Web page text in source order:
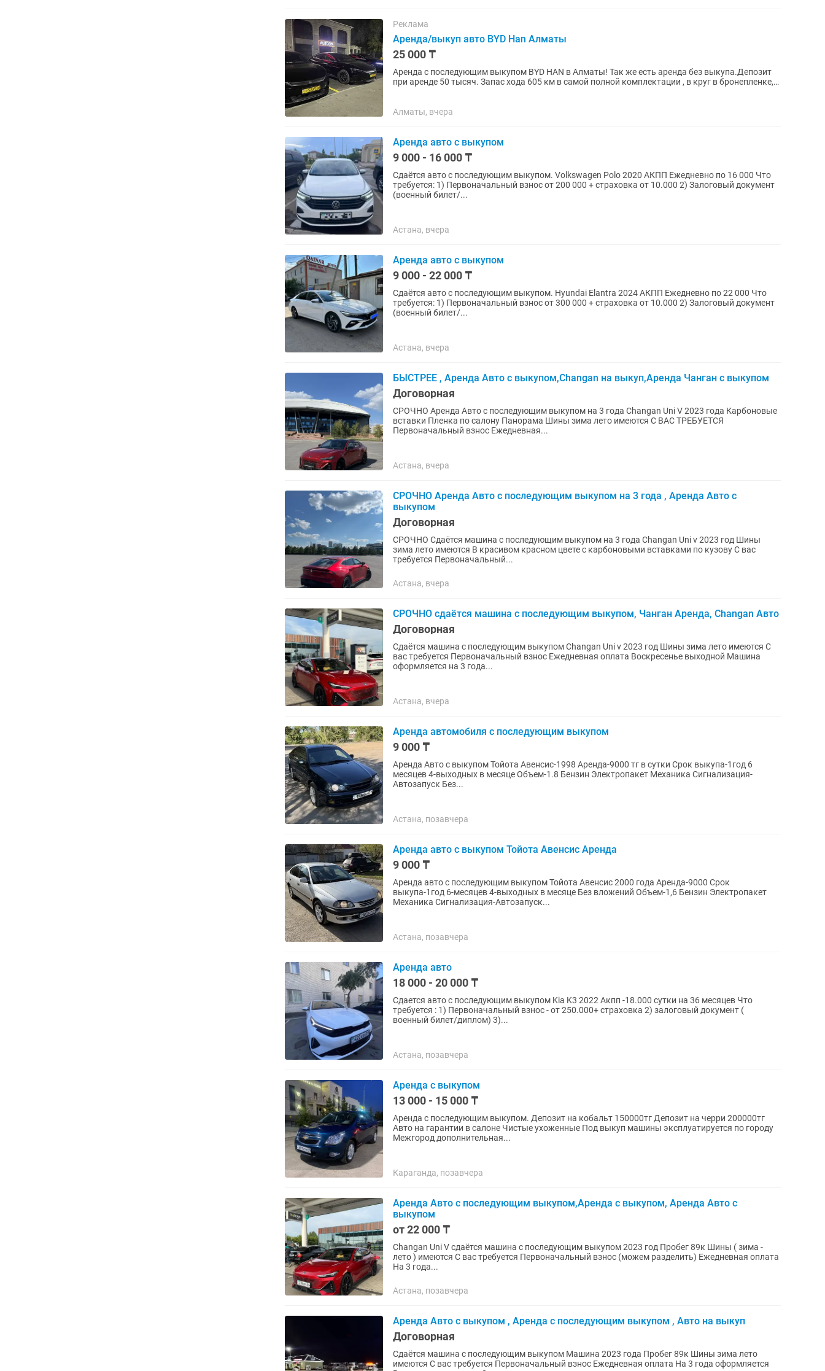
Реклама
Аренда/выкуп авто BYD Han Алматы
25 000 ₸
Аренда с последующим выкупом BYD HAN в Алматы! Так же есть аренда без выкупа.Депозит
при аренде 50 тысяч. Запас хода 605 км в самой полной комплектации , в круг в бронепленке,
Алматы, вчера
Аренда авто с выкупом
9 000 - 16 000 ₸
Сдаётся авто с последующим выкупом. Volkswagen Polo 2020 АКПП Ежедневно по 16 000 Что
требуется: 1) Первоначальный взнос от 200 000 + страховка от 10.000 2) Залоговый документ
(военный билет/...
Астана, вчера
Аренда авто с выкупом
9 000 - 22 000 ₸
Сдаётся авто с последующим выкупом. Hyundai Elantra 2024 АКПП Ежедневно по 22 000 Что
требуется: 1) Первоначальный взнос от 300 000 + страховка от 10.000 2) Залоговый документ
(военный билет/...
Астана, вчера
БЫСТРЕЕ , Аренда Авто с выкупом,Changan на выкуп,Аренда Чанган с выкупом
Договорная
СРОЧНО Аренда Авто с последующим выкупом на 3 года Changan Uni V 2023 года Карбоновые
вставки Пленка по салону Панорама Шины зима лето имеются С ВАС ТРЕБУЕТСЯ
Первоначальный взнос Ежедневная...
Астана, вчера
СРОЧНО Аренда Авто с последующим выкупом на 3 года , Аренда Авто с
выкупом
Договорная
СРОЧНО Сдаётся машина с последующим выкупом на 3 года Changan Uni v 2023 год Шины
зима лето имеются В красивом красном цвете с карбоновыми вставками по кузову С вас
требуется Первоначальный...
Астана, вчера
СРОЧНО сдаётся машина с последующим выкупом, Чанган Аренда, Changan Авто
Договорная
Сдаётся машина с последующим выкупом Changan Uni v 2023 год Шины зима лето имеются С
вас требуется Первоначальный взнос Ежедневная оплата Воскресенье выходной Машина
оформляется на 3 года...
Астана, вчера
Аренда автомобиля с последующим выкупом
9 000 ₸
Аренда Авто с выкупом Тойота Авенсис-1998 Аренда-9000 тг в сутки Срок выкупа-1год 6
месяцев 4-выходных в месяце Объем-1.8 Бензин Электропакет Механика Сигнализация-
Автозапуск Без...
Астана, позавчера
Аренда авто с выкупом Тойота Авенсис Аренда
9 000 ₸
Аренда авто с последующим выкупом Тойота Авенсис 2000 года Аренда-9000 Срок
выкупа-1год 6-месяцев 4-выходных в месяце Без вложений Объем-1,6 Бензин Электропакет
Механика Сигнализация-Автозапуск...
Астана, позавчера
Аренда авто
18 000 - 20 000 ₸
Сдается авто с последующим выкупом Kia K3 2022 Акпп -18.000 сутки на 36 месяцев Что
требуется : 1) Первоначальный взнос - от 250.000+ страховка 2) залоговый документ (
военный билет/диплом) 3)...
Астана, позавчера
Аренда с выкупом
13 000 - 15 000 ₸
Аренда с последующим выкупом. Депозит на кобальт 150000тг Депозит на черри 200000тг
Авто на гарантии в салоне Чистые ухоженные Под выкуп машины эксплуатируется по городу
Межгород дополнительная...
Караганда, позавчера
Аренда Авто с последующим выкупом,Аренда с выкупом, Аренда Авто с
выкупом
от 22 000 ₸
Changan Uni V сдаётся машина с последующим выкупом 2023 год Пробег 89к Шины ( зима -
лето ) имеются С вас требуется Первоначальный взнос (можем разделить) Ежедневная оплата
На 3 года...
Астана, позавчера
Аренда Авто с выкупом , Аренда с последующим выкупом , Авто на выкуп
Договорная
Сдаётся машина с последующим выкупом Машина 2023 года Пробег 89к Шины зима лето
имеются С вас требуется Первоначальный взнос Ежедневная оплата На 3 года оформляется